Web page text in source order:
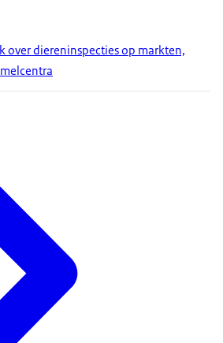
over diereninspecties op markten,